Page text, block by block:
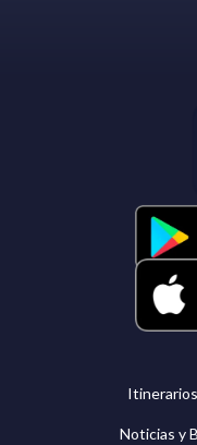
Noticias y